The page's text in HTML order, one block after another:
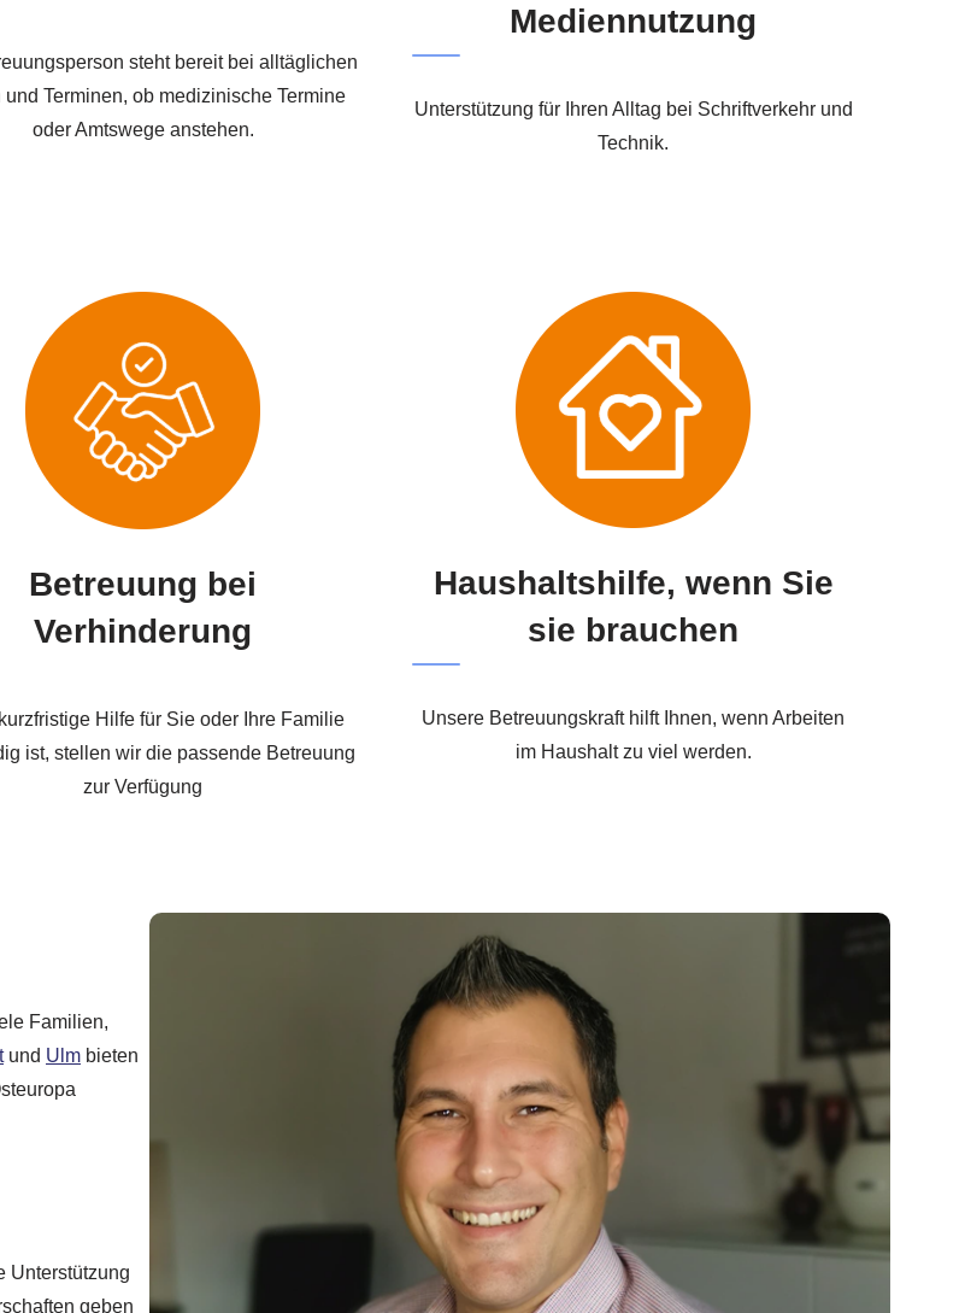
steht bereit bei alltäglichen
und Terminen, ob medizinische Termine
oder Amtswege anstehen.
Mediennutzung
Unterstützung für Ihren Alltag bei Schriftverkehr und
Technik.
Betreuung bei
Verhinderung
Hilfe für Sie oder Ihre Familie
ist, stellen wir die passende Betreuung
zur Verfügung
Haushaltshilfe, wenn Sie
sie brauchen
Unsere Betreuungskraft hilft Ihnen, wenn Arbeiten
im Haushalt zu viel werden.
Familien,
und Ulm bieten
Unterstützung
geben